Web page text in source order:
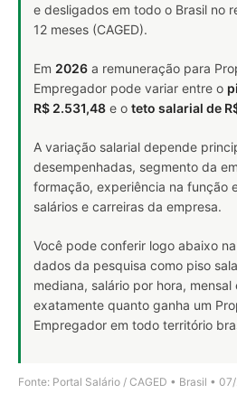
e desligados em todo o Brasil no
12 meses (CAGED).
Em 2026 a remuneração para
Empregador pode variar entre o
R$ 2.531,48 e o teto salarial de
A variação salarial depende
desempenhadas, segmento da
formação, experiência na função
salários e carreiras da empresa.
Você pode conferir logo abaixo na
dados da pesquisa como piso
mediana, salário por hora,
exatamente quanto ganha um
Empregador em todo território
Fonte: Portal Salário / CAGED • Brasil •